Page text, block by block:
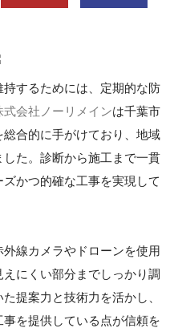
するためには、定期的な防
式会社ノーリメインは千葉市
合的に手がけており、地域
た。診断から施工まで一貫
かつ的確な工事を実現して
線カメラやドローンを使用
にくい部分までしっかり調
提案力と技術力を活かし、
を提供している点が信頼を